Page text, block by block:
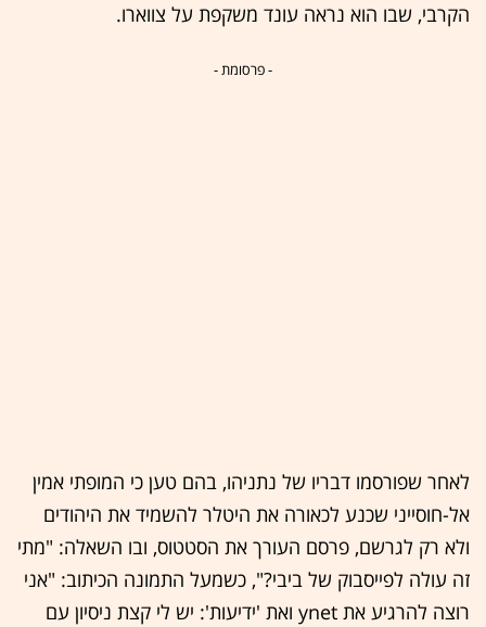
הקרבי, שבו הוא נראה עונד משקפת על צווארו.
- פרסומת -
לאחר שפורסמו דבריו של נתניהו, בהם טען כי המופתי אמין
אל-חוסייני שכנע לכאורה את היטלר להשמיד את היהודים
ולא רק לגרשם, פרסם העורך את הסטטוס, ובו השאלה: "מתי
זה עולה לפייסבוק של ביבי?", כשמעל התמונה הכיתוב: "אני
רוצה להרגיע את ynet ואת 'ידיעות': יש לי קצת ניסיון עם